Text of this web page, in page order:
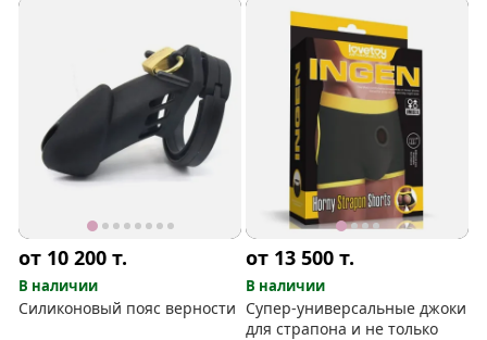
от 10 200т.
В наличии
Силиконовый пояс верности
от 13 500т.
В наличии
Супер-универсальные джоки
для страпона и не только